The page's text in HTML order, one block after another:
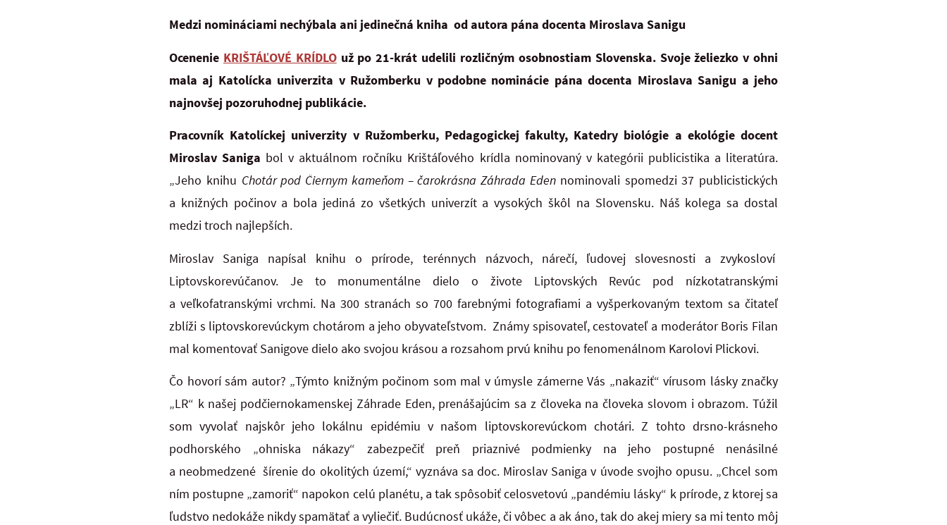
Medzi nomináciami nechýbala ani jedinečná kniha od autora pána docenta Miroslava Sanigu
Ocenenie KRIŠTÁĽOVÉ KRÍDLO už po 21-krát udelili rozličným osobnostiam Slovenska. Svoje želiezko v ohni
mala aj Katolícka univerzita v Ružomberku v podobne nominácie pána docenta Miroslava Sanigu a jeho
najnovšej pozoruhodnej publikácie.
Pracovník Katolíckej univerzity v Ružomberku, Pedagogickej fakulty, Katedry biológie a ekológie docent
Miroslav Saniga bol v aktuálnom ročníku Krištáľového krídla nominovaný v kategórii publicistika a literatúra.
„Jeho knihu Chotár pod Čiernym kameňom – čarokrásna Záhrada Eden nominovali spomedzi 37 publicistických
a knižných počinov a bola jediná zo všetkých univerzít a vysokých škôl na Slovensku. Náš kolega sa dostal
medzi troch najlepších.
Miroslav Saniga napísal knihu o prírode, terénnych názvoch, nárečí, ľudovej slovesnosti a zvykosloví
Liptovskorevúčanov. Je to monumentálne dielo o živote Liptovských Revúc pod nízkotatranskými
a veľkofatranskými vrchmi. Na 300 stranách so 700 farebnými fotografiami a vyšperkovaným textom sa čitateľ
zblíži s liptovskorevúckym chotárom a jeho obyvateľstvom. Známy spisovateľ, cestovateľ a moderátor Boris Filan
mal komentovať Sanigove dielo ako svojou krásou a rozsahom prvú knihu po fenomenálnom Karolovi Plickovi.
Čo hovorí sám autor? „Týmto knižným počinom som mal v úmysle zámerne Vás „nakaziť“ vírusom lásky značky
„LR“ k našej podčiernokamenskej Záhrade Eden, prenášajúcim sa z človeka na človeka slovom i obrazom. Túžil
som vyvolať najskôr jeho lokálnu epidémiu v našom liptovskorevúckom chotári. Z tohto drsno-krásneho
podhorského „ohniska nákazy“ zabezpečiť preň priaznivé podmienky na jeho postupné nenásilné
a neobmedzené šírenie do okolitých území,“ vyznáva sa doc. Miroslav Saniga v úvode svojho opusu. „Chcel som
ním postupne „zamoriť“ napokon celú planétu, a tak spôsobiť celosvetovú „pandémiu lásky“ k prírode, z ktorej sa
ľudstvo nedokáže nikdy spamätať a vyliečiť. Budúcnosť ukáže, či vôbec a ak áno, tak do akej miery sa mi tento môj